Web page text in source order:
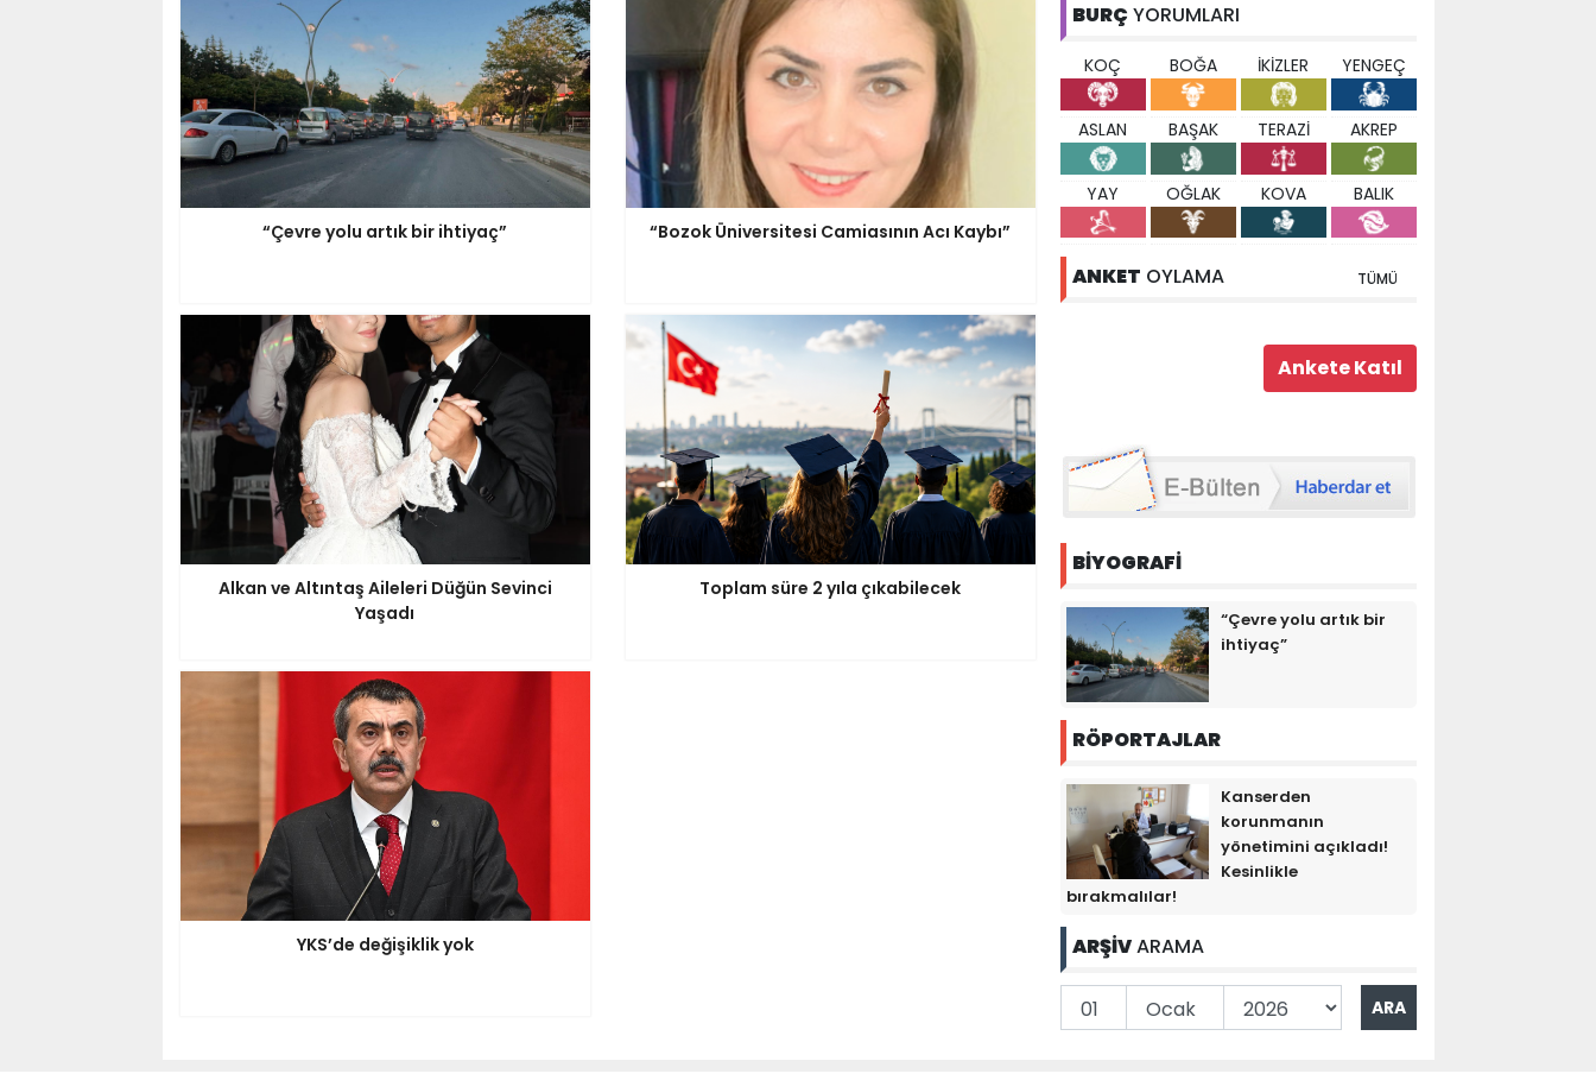
“Çevre yolu artık bir ihtiyaç” “Bozok Üniversitesi Camiasının Acı Kaybı”
Alkan ve Altıntaş Aileleri Düğün Sevinci
Yaşadı
Toplam süre 2 yıla çıkabilecek
YKS’de değişiklik yok
BURÇ YORUMLARI
KOÇ BOĞA İKİZLER YENGEÇ
ASLAN BAŞAK TERAZİ AKREP
YAY OĞLAK KOVA BALIK
ANKET OYLAMA TÜMÜ
BİYOGRAFİ
“Çevre yolu artık bir
ihtiyaç”
RÖPORTAJLAR
Kanserden
korunmanın
yönetimini açıkladı!
Kesinlikle
bırakmalılar!
ARŞİVARAMA